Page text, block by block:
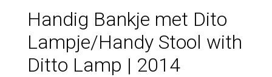
Handig Bankje met Dito
Lampje/Handy Stool with
Ditto Lamp | 2014